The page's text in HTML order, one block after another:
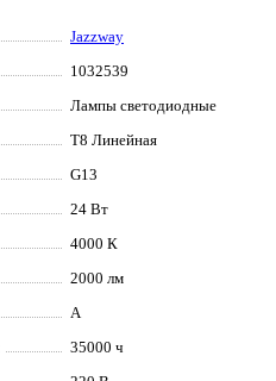
Jazzway
1032539
Лампы светодиодные
T8 Линейная
G13
24 Вт
4000 К
2000 лм
A
35000 ч